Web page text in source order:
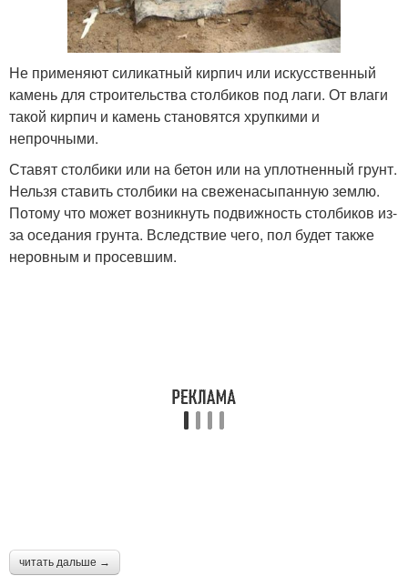
Не применяют силикатный кирпич или искусственный
камень для строительства столбиков под лаги. От влаги
такой кирпич и камень становятся хрупкими и
непрочными.
Ставят столбики или на бетон или на уплотненный грунт.
Нельзя ставить столбики на свеженасыпанную землю.
Потому что может возникнуть подвижность столбиков из-
за оседания грунта. Вследствие чего, пол будет также
неровным и просевшим.
читать дальше →